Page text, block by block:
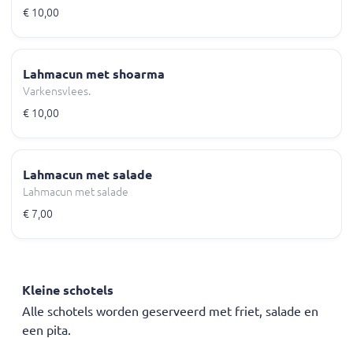
€ 10,00
Lahmacun met shoarma
Varkensvlees.
€ 10,00
Lahmacun met salade
Lahmacun met salade
€ 7,00
Kleine schotels
Alle schotels worden geserveerd met friet, salade en
een pita.